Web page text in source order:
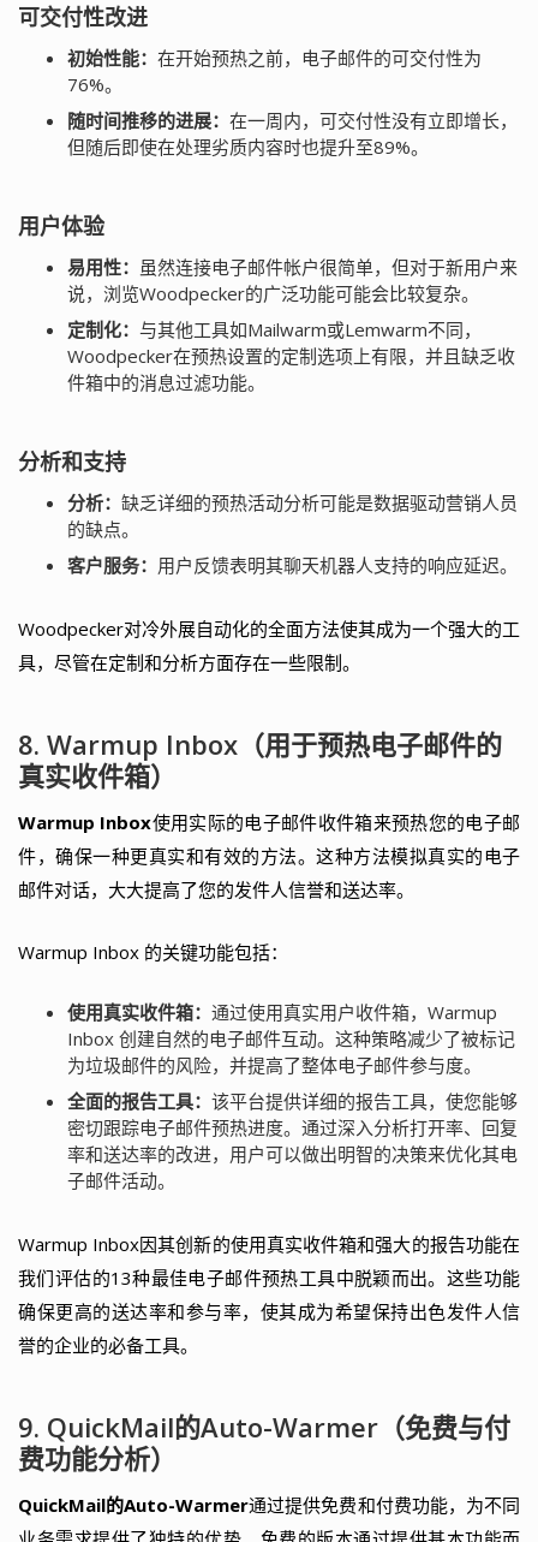
可交付性改进
初始性能： 在开始预热之前，电子邮件的可交付性为
76%。
随时间推移的进展： 在一周内，可交付性没有立即增长，
但随后即使在处理劣质内容时也提升至89%。
用户体验
易用性： 虽然连接电子邮件帐户很简单，但对于新用户来
说，浏览Woodpecker的广泛功能可能会比较复杂。
定制化： 与其他工具如Mailwarm或Lemwarm不同，
Woodpecker在预热设置的定制选项上有限，并且缺乏收
件箱中的消息过滤功能。
分析和支持
分析： 缺乏详细的预热活动分析可能是数据驱动营销人员
的缺点。
客户服务： 用户反馈表明其聊天机器人支持的响应延迟。
Woodpecker对冷外展自动化的全面方法使其成为一个强大的工
具，尽管在定制和分析方面存在一些限制。
8. Warmup Inbox（用于预热电子邮件的
真实收件箱）
Warmup Inbox使用实际的电子邮件收件箱来预热您的电子邮
件，确保一种更真实和有效的方法。这种方法模拟真实的电子
邮件对话，大大提高了您的发件人信誉和送达率。
Warmup Inbox 的关键功能包括：
使用真实收件箱： 通过使用真实用户收件箱，Warmup
Inbox 创建自然的电子邮件互动。这种策略减少了被标记
为垃圾邮件的风险，并提高了整体电子邮件参与度。
全面的报告工具： 该平台提供详细的报告工具，使您能够
密切跟踪电子邮件预热进度。通过深入分析打开率、回复
率和送达率的改进，用户可以做出明智的决策来优化其电
子邮件活动。
Warmup Inbox因其创新的使用真实收件箱和强大的报告功能在
我们评估的13种最佳电子邮件预热工具中脱颖而出。这些功能
确保更高的送达率和参与率，使其成为希望保持出色发件人信
誉的企业的必备工具。
9. QuickMail的Auto-Warmer（免费与付
费功能分析）
QuickMail的Auto-Warmer通过提供免费和付费功能，为不同